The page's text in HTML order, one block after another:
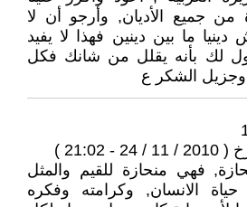
جميع الأديان, وأرجو أن لا
ما بين دينين فهذا لا يفيد
لك بأنه يقلل من شانك فكل
وجزيل الشكر ع
)
فهي منحازة للقيم والمثل
حياة الانسان, وكرامته وفكره